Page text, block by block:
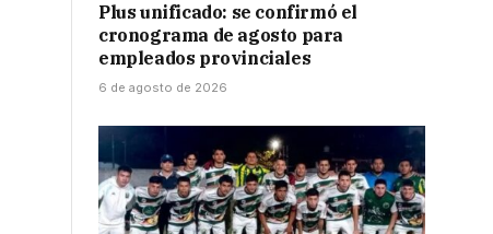
Plus unificado: se confirmó el
cronograma de agosto para
empleados provinciales
6 de agosto de 2026